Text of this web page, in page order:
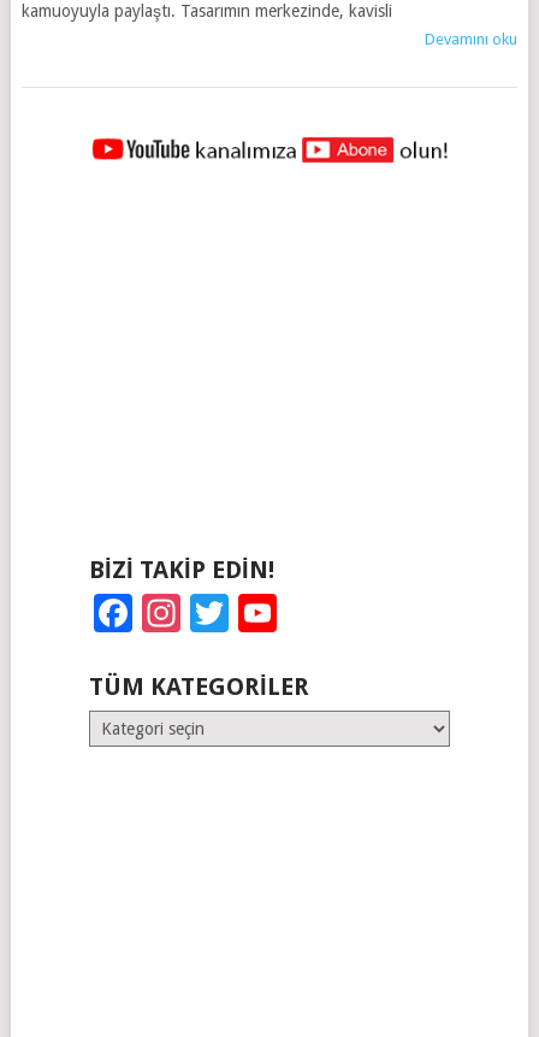
kamuoyuyla paylaştı. Tasarımın merkezinde, kavisli
Devamını oku
YAZILAR
BIZI TAKIP EDIN!
Facebook
Instagram
Twitter
TÜM KATEGORILER
Tüm
Kategoriler